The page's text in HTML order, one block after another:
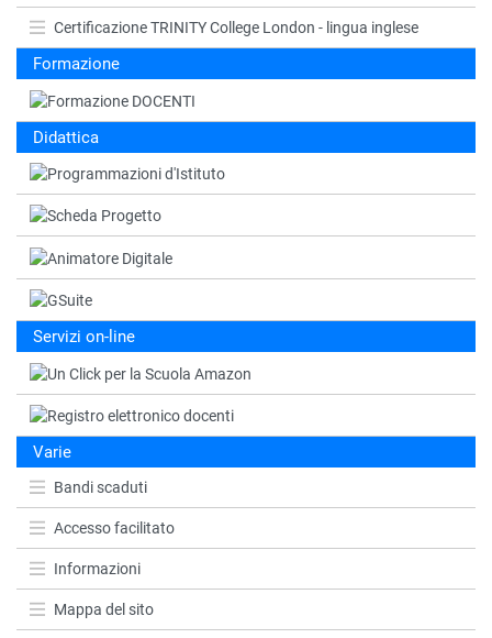
Certificazione TRINITY College London - lingua inglese
Formazione
Didattica
Servizi on-line
Varie
Bandi scaduti
Accesso facilitato
Informazioni
Mappa del sito